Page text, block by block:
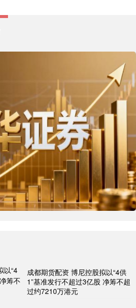
成都期货配资 博尼控股拟以“4供
1”基准发行不超过3亿股 净筹不超
过约7210万港元